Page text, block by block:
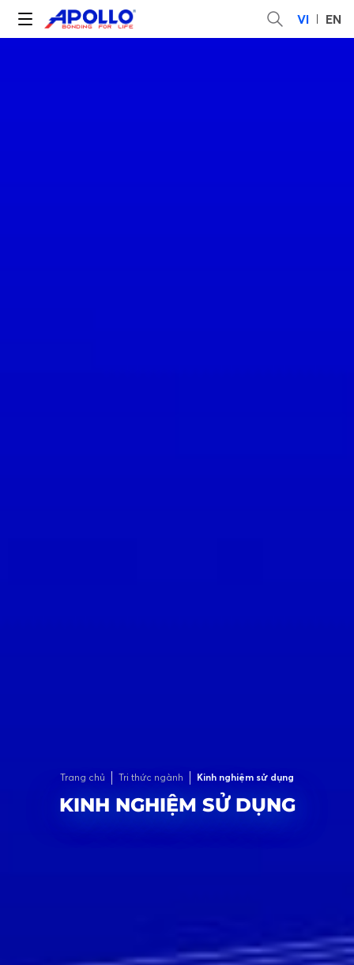
VI EN
Trang chủ Tri thức ngành Kinh nghiệm sử dụng
KINH NGHIỆM SỬ DỤNG